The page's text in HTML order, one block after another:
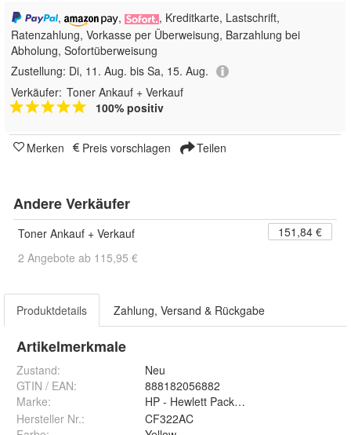
,
,
, Kreditkarte, Lastschrift,
Ratenzahlung, Vorkasse per Überweisung, Barzahlung bei
Abholung, Sofortüberweisung
Zustellung: Di, 11. Aug. bis Sa, 15. Aug.
Verkäufer: Toner Ankauf + Verkauf
100% positiv
Merken Preis vorschlagen Teilen
Andere Verkäufer
Toner Ankauf + Verkauf
151,84 €
2 Angebote ab 115,95 €
Produktdetails Zahlung, Versand & Rückgabe
Artikelmerkmale
Zustand:
Neu
GTIN / EAN:
888182056882
Marke:
HP - Hewlett Packard
Hersteller Nr.:
CF322AC